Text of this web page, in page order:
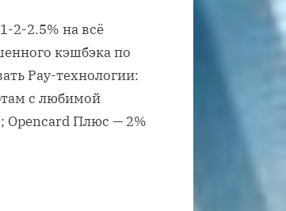
2-2.5% на всё
кэшбэка по
Pay-технологии:
с любимой
Opencard Плюс — 2%